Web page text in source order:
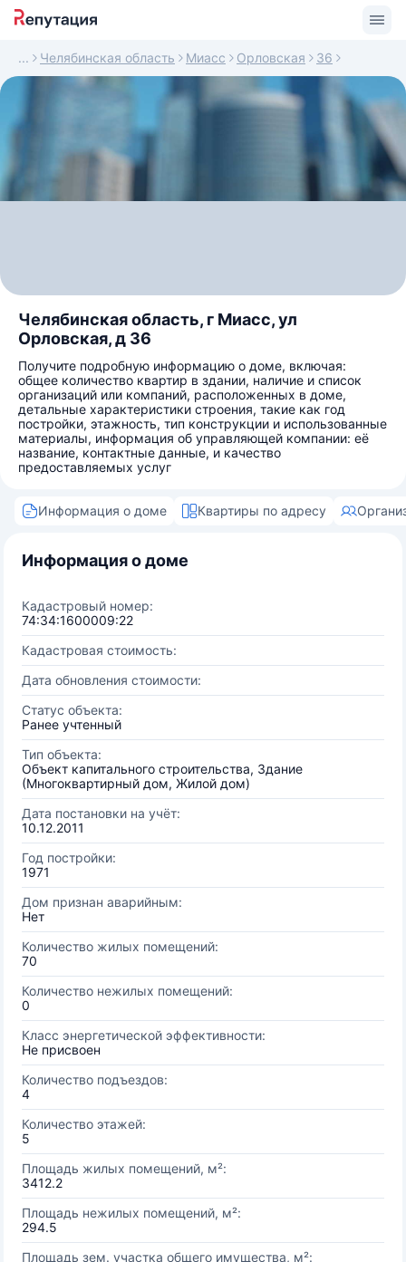
Челябинская область Миасс Орловская 36
Челябинская область, г Миасс, ул
Орловская, д 36
Получите подробную информацию о доме, включая:
общее количество квартир в здании, наличие и список
организаций или компаний, расположенных в доме,
детальные характеристики строения, такие как год
постройки, этажность, тип конструкции и использованные
материалы, информация об управляющей компании: её
название, контактные данные, и качество
предоставляемых услуг
Информация о доме Квартиры по адресу
Информация о доме
Кадастровый номер:
74:34:1600009:22
Кадастровая стоимость:
Дата обновления стоимости:
Статус объекта:
Ранее учтенный
Тип объекта:
Объект капитального строительства, Здание
(Многоквартирный дом, Жилой дом)
Дата постановки на учёт:
10.12.2011
Год постройки:
1971
Дом признан аварийным:
Нет
Количество жилых помещений:
70
Количество нежилых помещений:
0
Класс энергетической эффективности:
Не присвоен
Количество подъездов:
4
Количество этажей:
5
Площадь жилых помещений, м²:
3412.2
Площадь нежилых помещений, м²:
294.5
Площадь зем. участка общего имущества, м²: